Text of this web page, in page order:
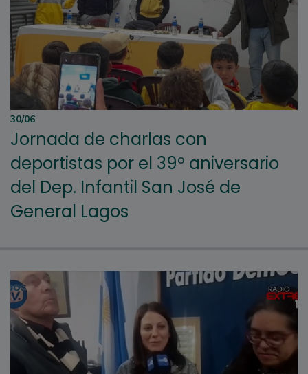
30/06
Jornada de charlas con
deportistas por el 39º aniversario
del Dep. Infantil San José de
General Lagos